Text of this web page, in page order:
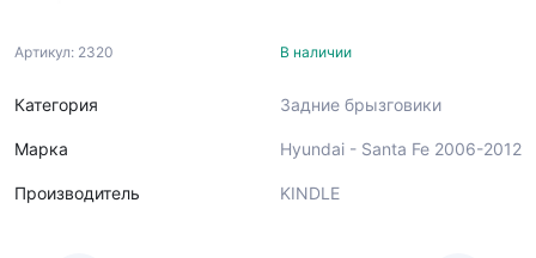
Артикул: 2320
Категория
Марка
Производитель
В наличии
Задние брызговики
Hyundai - Santa Fe 2006-2012
KINDLE